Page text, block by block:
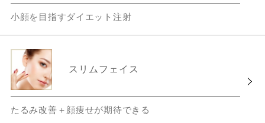
小顔を目指すダイエット注射
スリムフェイス
たるみ改善＋顔痩せが期待できる